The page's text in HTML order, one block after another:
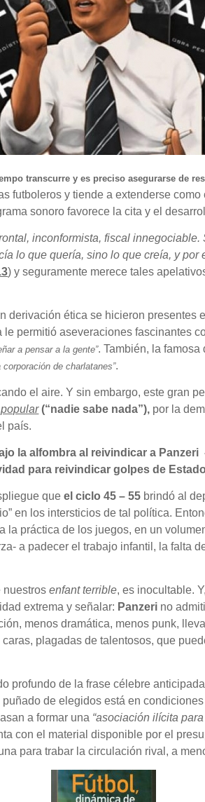
transcurre y es preciso asegurarse de
futboleros y tiende a extenderse
sonoro favorece la cita y el
inconformista, fiscal
lo que quería, sino lo que creía, y
) y seguramente merece tales
derivación ética se hicieron presentes
permitió aseveraciones fascinantes
a pensar a la gente”. También, la
corporación de charlatanes”.
el aire. Y sin embargo, este gran
(“nadie sabe nada”), por la
país.
la alfombra al reivindicar a
para reivindicar golpes de
queel ciclo 45 – 55 brindó al
en los intersticios de tal política.
la práctica de los juegos, en un
a padecer el trabajo infantil, la falta
nuestrosenfant terrible, es inocultable.
extrema y señalar: Panzeri no
menos dramática, menos punk,
plagadas de talentosos, que
profundo de la frase célebre
de elegidos está en
a formar una “asociación ilícita
con el material disponible por el
para trabar la circulación rival, a